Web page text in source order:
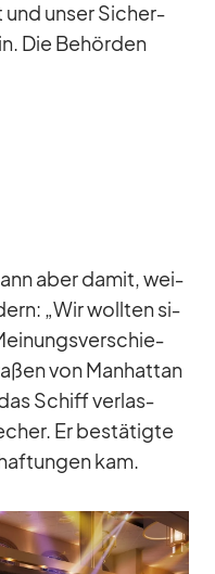
und un­ser Si­cher­
Die Be­hör­den
aber da­mit, wei­
„Wir woll­ten si­
von Man­hat­tan
Schiff ver­las­
Er be­stä­tigte
kam.